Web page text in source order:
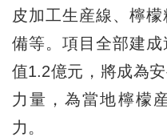
皮加工生産線、檸
備等。項目全部建
值1.2億元，將成為
力量，為當地檸檬
力。